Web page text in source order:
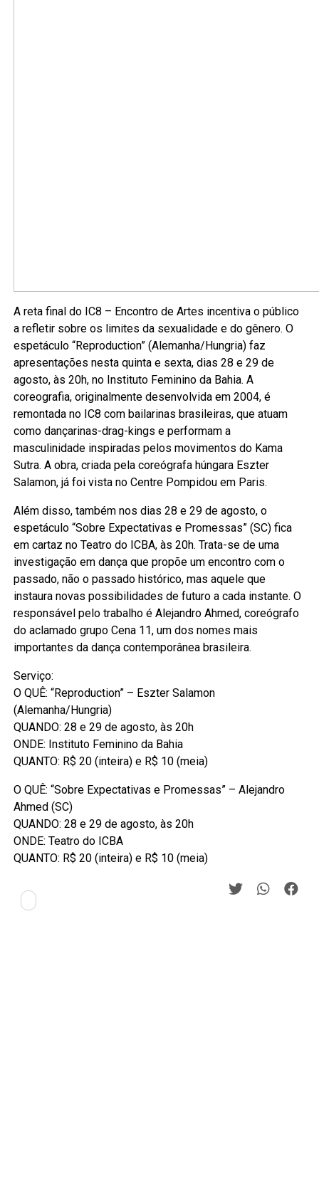
A reta final do IC8 – Encontro de Artes incentiva o público
a refletir sobre os limites da sexualidade e do gênero. O
espetáculo “Reproduction” (Alemanha/Hungria) faz
apresentações nesta quinta e sexta, dias 28 e 29 de
agosto, às 20h, no Instituto Feminino da Bahia. A
coreografia, originalmente desenvolvida em 2004, é
remontada no IC8 com bailarinas brasileiras, que atuam
como dançarinas-drag-kings e performam a
masculinidade inspiradas pelos movimentos do Kama
Sutra. A obra, criada pela coreógrafa húngara Eszter
Salamon, já foi vista no Centre Pompidou em Paris.
Além disso, também nos dias 28 e 29 de agosto, o
espetáculo “Sobre Expectativas e Promessas” (SC) fica
em cartaz no Teatro do ICBA, às 20h. Trata-se de uma
investigação em dança que propõe um encontro com o
passado, não o passado histórico, mas aquele que
instaura novas possibilidades de futuro a cada instante. O
responsável pelo trabalho é Alejandro Ahmed, coreógrafo
do aclamado grupo Cena 11, um dos nomes mais
importantes da dança contemporânea brasileira.
Serviço:
O QUÊ: “Reproduction” – Eszter Salamon
(Alemanha/Hungria)
QUANDO: 28 e 29 de agosto, às 20h
ONDE: Instituto Feminino da Bahia
QUANTO: R$ 20 (inteira) e R$ 10 (meia)
O QUÊ: “Sobre Expectativas e Promessas” – Alejandro
Ahmed (SC)
QUANDO: 28 e 29 de agosto, às 20h
ONDE: Teatro do ICBA
QUANTO: R$ 20 (inteira) e R$ 10 (meia)